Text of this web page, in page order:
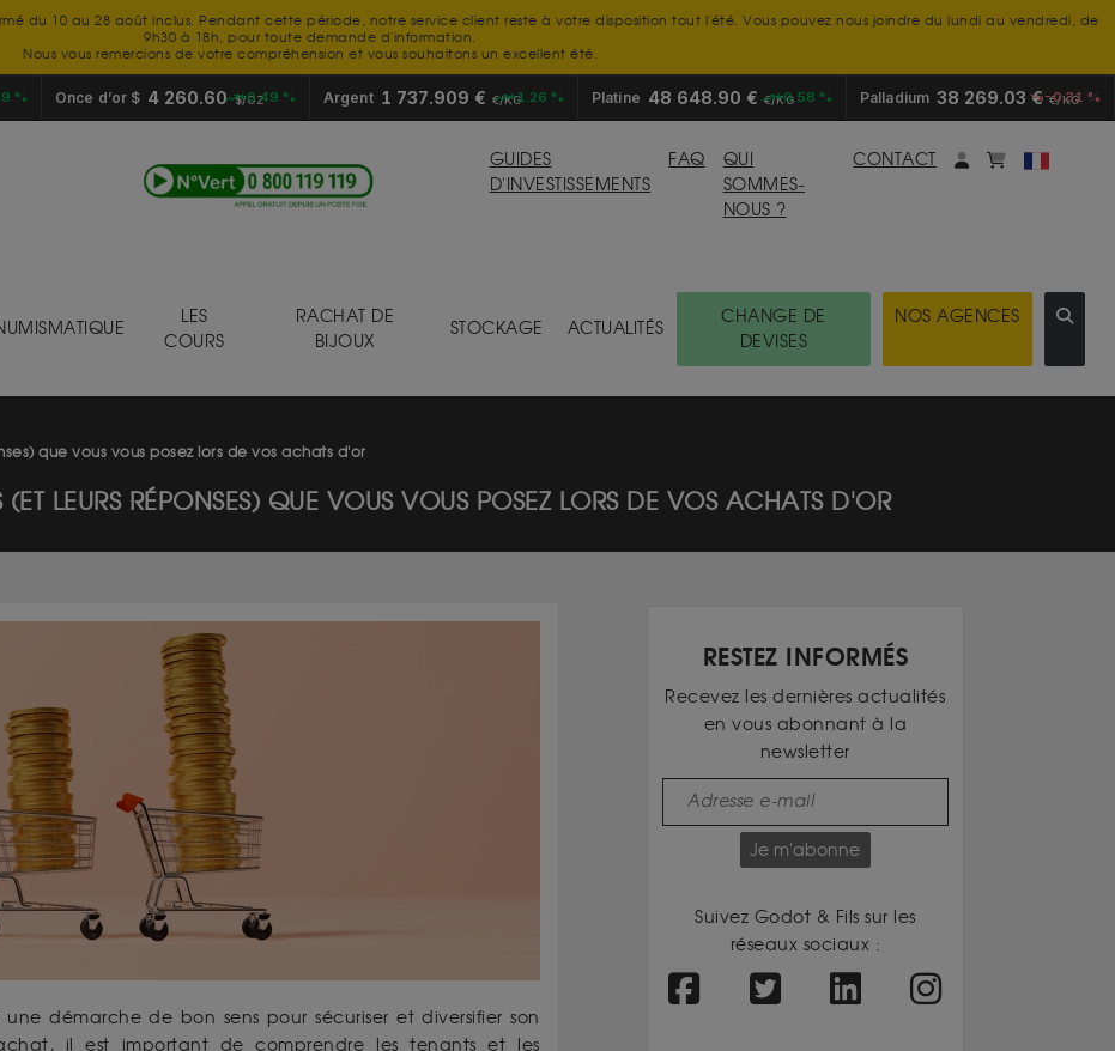
du 10 au 28 août inclus. Pendant cette période, notre service client reste à votre disposition tout l'été. Vous pouvez nous joindre du lundi au vendredi, de
9h30 à 18h, pour toute demande d'information.
Nous vous remercions de votre compréhension et vous souhaitons un excellent été.
% Once d’or $ 4 260.60$/OZ
+0.49 % Argent 1 737.909 € €/KG+1.26 % Platine 48 648.90 € €/KG
+0.58 % Palladium 38 269.03 €€/KG
-0.31 %
GUIDES
D'INVESTISSEMENTS
FAQ
QUI
SOMMES-
NOUS ?
CONTACT Mon compte
monpanier
LES
COURS
RACHAT DE
BIJOUX
STOCKAGE ACTUALITÉS
CHANGE DE
DEVISES
NOS AGENCES
que vous vous posez lors de vos achats d'or
(ET LEURS RÉPONSES) QUE VOUS VOUS POSEZ LORS DE VOS ACHATS D'OR
démarche de bon sens pour sécuriser et diversifier son
il est important de comprendre les tenants et les
RESTEZ INFORMÉS
Recevez les dernières actualités
en vous abonnant à la
newsletter
Je m'abonne
Suivez Godot & Fils sur les
réseaux sociaux :